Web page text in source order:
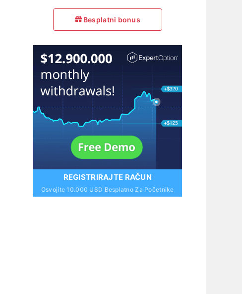
Besplatni bonus
REGISTRIRAJTE RAČUN
Osvojite 10.000 USD Besplatno Za Početnike